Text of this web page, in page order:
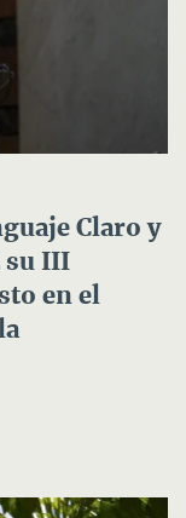
Claro y
su III
en el